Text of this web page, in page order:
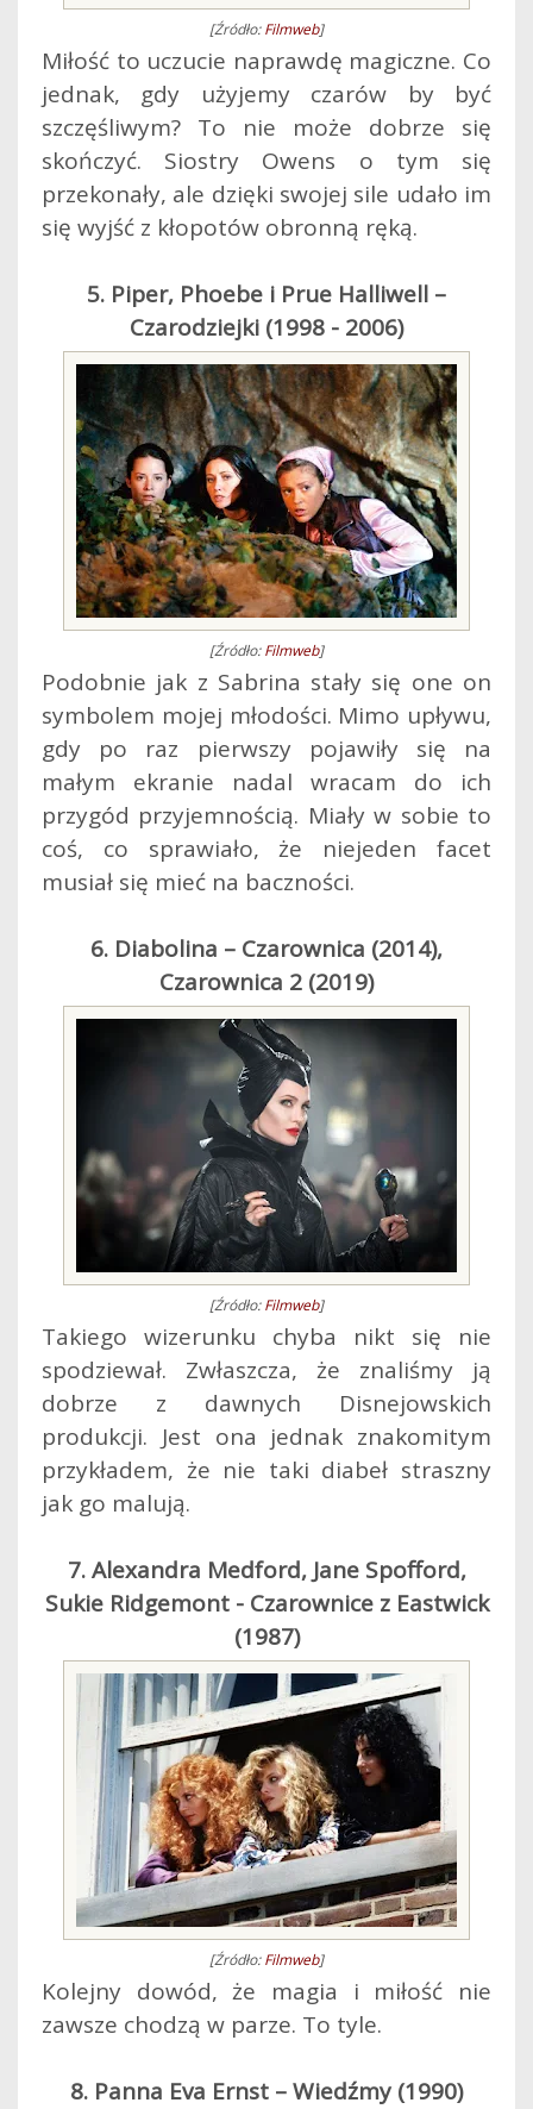
[Źródło:Filmweb]
Miłość to uczucie naprawdę magiczne. Co
jednak, gdy użyjemy czarów by być
szczęśliwym? To nie może dobrze się
skończyć. Siostry Owens o tym się
przekonały, ale dzięki swojej sile udało im
się wyjść z kłopotów obronną ręką.
5. Piper, Phoebe i Prue Halliwell –
Czarodziejki (1998 - 2006)
[Źródło:Filmweb]
Podobnie jak z Sabrina stały się one on
symbolem mojej młodości. Mimo upływu,
gdy po raz pierwszy pojawiły się na
małym ekranie nadal wracam do ich
przygód przyjemnością. Miały w sobie to
coś, co sprawiało, że niejeden facet
musiał się mieć na baczności.
6. Diabolina – Czarownica (2014),
Czarownica 2 (2019)
[Źródło:Filmweb]
Takiego wizerunku chyba nikt się nie
spodziewał. Zwłaszcza, że znaliśmy ją
dobrze z dawnych Disnejowskich
produkcji. Jest ona jednak znakomitym
przykładem, że nie taki diabeł straszny
jak go malują.
7. Alexandra Medford, Jane Spofford,
Sukie Ridgemont - Czarownice z Eastwick
(1987)
[Źródło:Filmweb]
Kolejny dowód, że magia i miłość nie
zawsze chodzą w parze. To tyle.
8. Panna Eva Ernst – Wiedźmy (1990)